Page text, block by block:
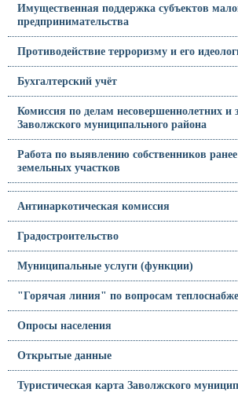
Имущественная поддержка субъектов
предпринимательства
Противодействие терроризму и его
Бухгалтерский учёт
Комиссия по делам несовершеннолетних и
Заволжского муниципального района
Работа по выявлению собственников
земельных участков
Антинаркотическая комиссия
Градостроительство
Муниципальные услуги (функции)
"Горячая линия" по вопросам
Опросы населения
Открытые данные
Туристическая карта Заволжского